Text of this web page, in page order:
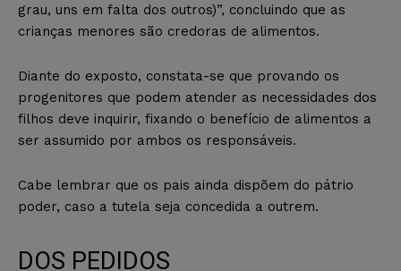
grau, uns em falta dos outros)”, concluindo que as
crianças menores são credoras de alimentos.
Diante do exposto, constata-se que provando os
progenitores que podem atender as necessidades dos
filhos deve inquirir, fixando o benefício de alimentos a
ser assumido por ambos os responsáveis.
Cabe lembrar que os pais ainda dispõem do pátrio
poder, caso a tutela seja concedida a outrem.
DOS PEDIDOS